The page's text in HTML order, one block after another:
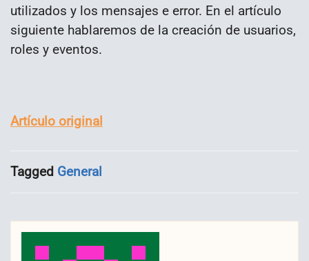
utilizados y los mensajes e error. En el artículo
siguiente hablaremos de la creación de usuarios,
roles y eventos.
Artículo original
Tagged General